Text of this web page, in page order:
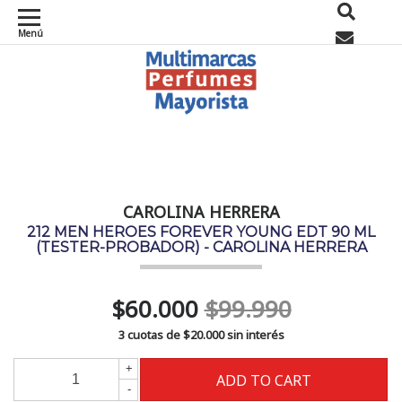
Menú
CAROLINA HERRERA
212 MEN HEROES FOREVER YOUNG EDT 90 ML
(TESTER-PROBADOR) - CAROLINA HERRERA
$60.000$99.990
3 cuotas de$20.000sin interés
+
-